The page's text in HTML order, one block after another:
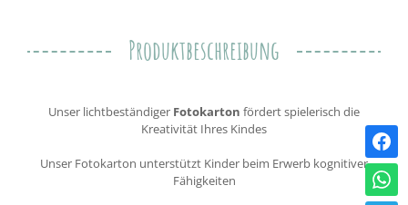
Produktbeschreibung
Unser lichtbeständiger Fotokarton fördert spielerisch die
Kreativität Ihres Kindes
Unser Fotokarton unterstützt Kinder beim Erwerb kognitiver
Fähigkeiten